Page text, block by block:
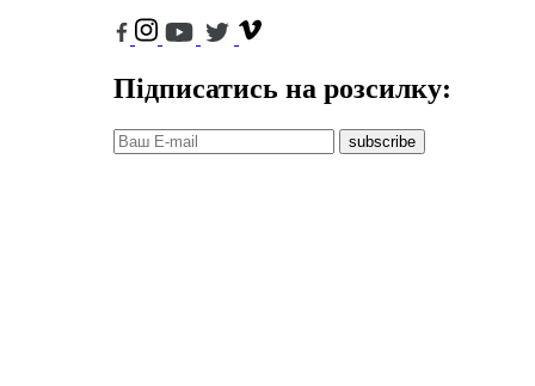
Підписатись на розсилку:
subscribe